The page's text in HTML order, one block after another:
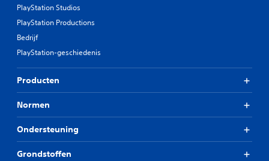
PlayStation Studios
PlayStation Productions
Bedrijf
PlayStation-geschiedenis
Producten
Normen
Ondersteuning
Grondstoffen